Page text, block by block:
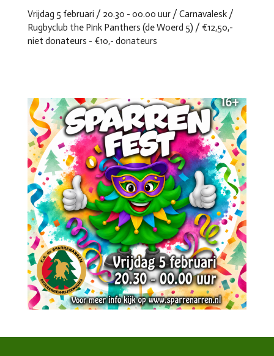
Vrijdag 5 februari / 20.30 - 00.00 uur / Carnavalesk /
Rugbyclub the Pink Panthers (de Woerd 5) / €12,50,-
niet donateurs - €10,- donateurs